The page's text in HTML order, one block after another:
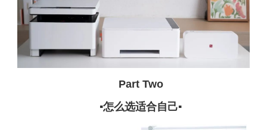
Part Two
▪怎么选适合自己▪